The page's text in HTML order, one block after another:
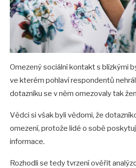
Omezený sociální kontakt s blízkými
ve kterém pohlaví respondentů
dotazníku se v něm omezovaly tak
Vědci si však byli vědomi, že
omezení, protože lidé o sobě
informace.
Rozhodli se tedy tvrzení ověřit